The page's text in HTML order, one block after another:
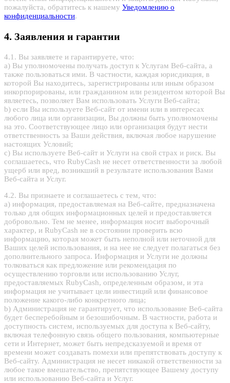
пожалуйста, обратитесь к нашему Уведомлению о
конфиденциальности.
4. Заявления и гарантии
4.1. Вы заявляете и гарантируете, что:
a) Вы уполномочены получать доступ к Услугам Веб-сайта, а
также пользоваться ими. В частности, каждая юрисдикция, в
которой Вы находитесь, зарегистрированы или иным образом
инкорпорированы, или гражданином или резидентом которой Вы
являетесь, позволяет Вам использовать Услуги Веб-сайта;
b) если Вы используете Веб-сайт от имени или в интересах
любого лица или организации, Вы должны быть уполномочены
на это. Соответствующее лицо или организация будут нести
ответственность за Ваши действия, включая любое нарушение
настоящих Условий;
c) Вы используете Веб-сайт и Услуги на свой страх и риск. Вы
соглашаетесь, что RubyCash не несет ответственности за любой
ущерб или вред, возникший в результате использования Вами
Веб-сайта и Услуг.
4.2. Вы признаете и соглашаетесь с тем, что:
a) информация, предоставляемая на Веб-сайте, предназначена
только для общих информационных целей и предоставляется
добровольно. Тем не менее, информация носит выборочный
характер, и RubyCash не в состоянии проверить всю
информацию, которая может быть неполной или неточной для
Ваших целей использования, и на нее не следует полагаться без
дополнительного запроса. Информация и Услуги не должны
толковаться как предложение или рекомендация по
осуществлению торговли или использованию Услуг,
предоставляемых RubyCash, определенным образом, и эта
информация не учитывает цели инвестиций или финансовое
положение какого-либо конкретного лица;
b) Администрация не гарантирует, что использование Веб-сайта
будет бесперебойным и безошибочным. В частности, работа и
доступность систем, используемых для доступа к Веб-сайту,
включая телефонную связь общего пользования, компьютерные
сети и Интернет, может быть непредсказуемой и время от
времени может создавать помехи или препятствовать доступу к
Веб-сайту. Администрация не несет никакой ответственности за
любое такое вмешательство, препятствующее Вашему доступу
или использованию Веб-сайта и Услуг.